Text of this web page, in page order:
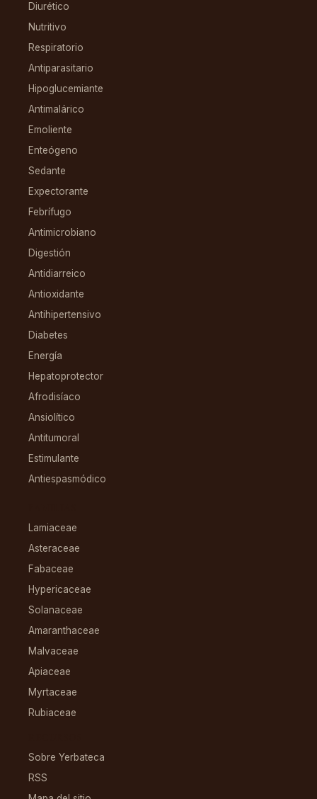
Diurético
Nutritivo
Respiratorio
Antiparasitario
Hipoglucemiante
Antimalárico
Emoliente
Enteógeno
Sedante
Expectorante
Febrífugo
Antimicrobiano
Digestión
Antidiarreico
Antioxidante
Antihipertensivo
Diabetes
Energía
Hepatoprotector
Afrodisíaco
Ansiolítico
Antitumoral
Estimulante
Antiespasmódico
Lamiaceae
Asteraceae
Fabaceae
Hypericaceae
Solanaceae
Amaranthaceae
Malvaceae
Apiaceae
Myrtaceae
Rubiaceae
Sobre Yerbateca
RSS